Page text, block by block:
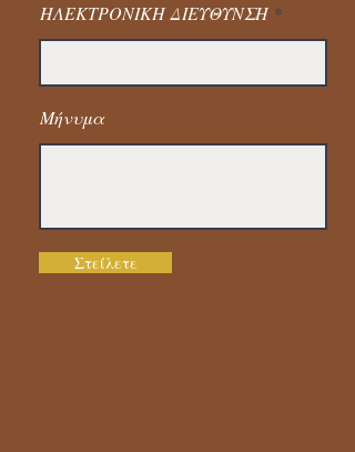
ΗΛΕΚΤΡΟΝΙΚΗ ΔΙΕΥΘΥΝΣΗ
Μήνυμα
Στείλετε